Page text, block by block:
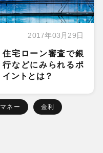
2017年03月29日
住宅ローン審査で銀
行などにみられるポ
イントとは？
マネー 金利